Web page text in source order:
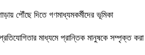
পৌঁছে দিতে গণমাধ্যমকর্মীদের ভূমিকা
মাধ্যমে প্রান্তিক মানুষকে সম্পৃক্ত করা